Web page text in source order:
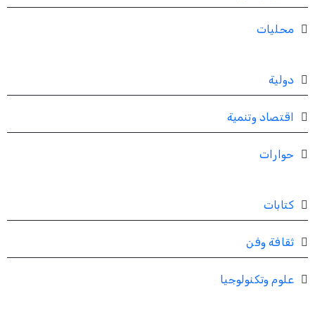
محليات
دولية
اقتصاد وتنمية
حوارات
كتابات
ثقافة وفن
علوم وتكنولوجيا